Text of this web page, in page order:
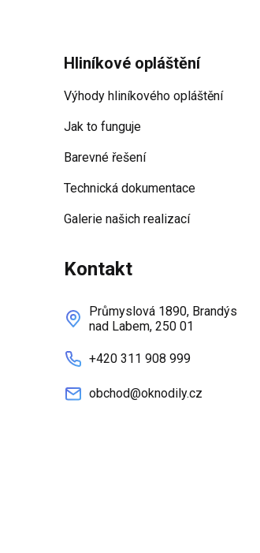
Hliníkové opláštění
Výhody hliníkového opláštění
Jak to funguje
Barevné řešení
Technická dokumentace
Galerie našich realizací
Kontakt
Průmyslová 1890, Brandýs
nad Labem, 250 01
+420 311 908 999
obchod@oknodily.cz